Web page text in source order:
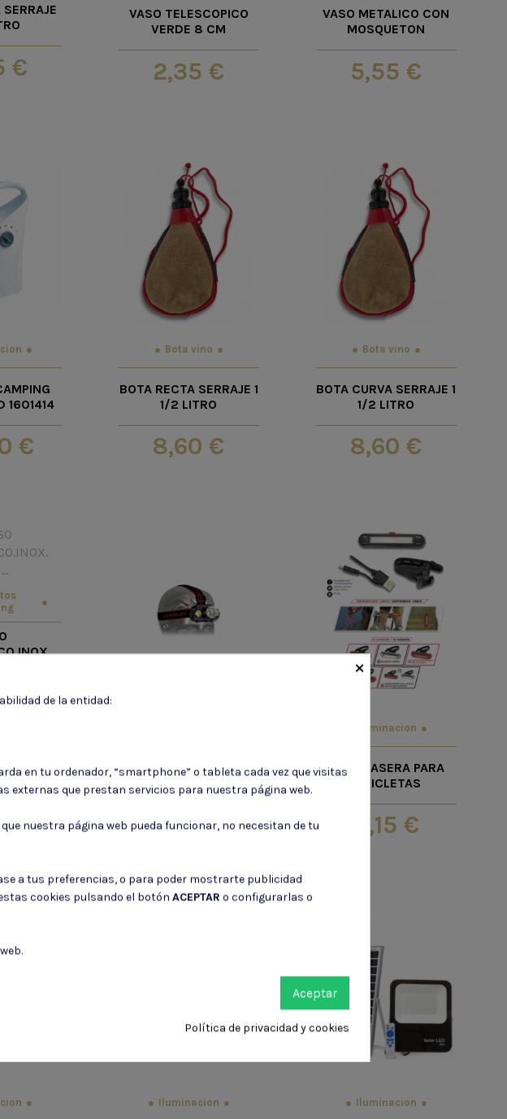
€
VASO TELESCOPICO
VERDE 8 CM
2,35 €
VASO METALICO CON
MOSQUETON
5,55 €
1601414
€
Bota vino
BOTA RECTA SERRAJE 1
1/2 LITRO
8,60 €
Bota vino
BOTA CURVA SERRAJE 1
1/2 LITRO
8,60 €
€
LUZ FRONTAL CABEZA
17,35 €
Iluminacion
LUZ TRASERA PARA
BICICLETAS
8,15 €
Iluminacion Iluminacion
×
de la entidad:
en tu ordenador, “smartphone” o tableta cada vez que visitas
externas que prestan servicios para nuestra página web.
nuestra página web pueda funcionar, no necesitan de tu
a tus preferencias, o para poder mostrarte publicidad
cookies pulsando el botón ACEPTAR o configurarlas o
Aceptar
Política de privacidad y cookies